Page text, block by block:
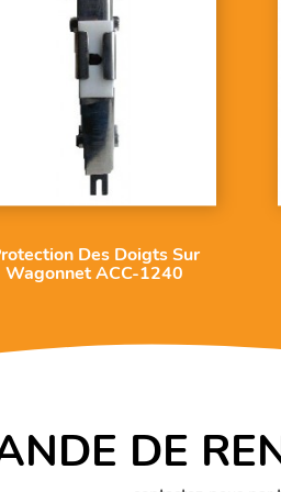
Des Doigts Sur
Wagonnet ACC-1240
DE